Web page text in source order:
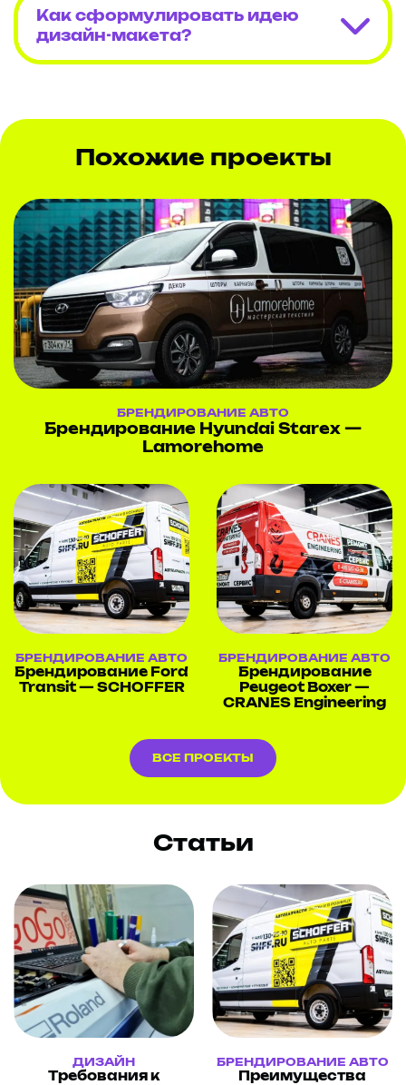
Как сформулировать идею
дизайн-макета?
Похожие проекты
БРЕНДИРОВАНИЕ АВТО
Брендирование Hyundai Starex —
Lamorehome
БРЕНДИРОВАНИЕ АВТО
Брендирование Ford
Transit — SCHOFFER
БРЕНДИРОВАНИЕ АВТО
Брендирование
Peugeot Boxer —
CRANES Engineering
ВСЕ ПРОЕКТЫ
Статьи
ДИЗАЙН
Требования к
БРЕНДИРОВАНИЕ АВТО
Преимущества